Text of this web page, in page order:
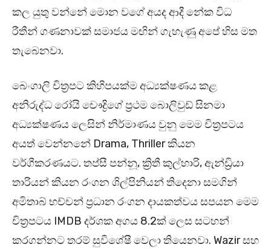
කල යුතු වන්නේ මොන වගේ අයද ආදී නේක විධ
රීතීන් ගණනාවක් සමාජය මඟින් ගැහැණු අපේ හිස මත
තැබෙනවා.
බෙංගාලි චිත්‍රපට කිහිපයක්ම අධ්‍යක්ෂණය කළ
අනිරුද්ධ රෝයි චෞද්‍රිගේ ප්‍රථම බොලිවුඩ් සිනමා
අධ්‍යක්ෂණය ලෙසින් නිර්මාණය වුනු මෙම චිත්‍රපටය
අයත් වෙන්නනේ Drama, Thriller කියන
වර්ගීකරණයට. තප්සී පන්නූ, ක්‍රිතී කුල්හාරි, ඇන්ඩ්‍රියා
තාරියන් කියන රංගන ශිල්පිනියන් තිදෙනා සමගින්
අමිතාබ් භච්චන් ප්‍රධාන රංගන දායකත්වය සපයන මෙම
චිත්‍රපටය IMDB දර්ශක අගය 8.2ක් ලෙස සටහන්
කරගන්නට තරම් සුවිශේෂී වෙලා තියෙනවා. Wazir සහ